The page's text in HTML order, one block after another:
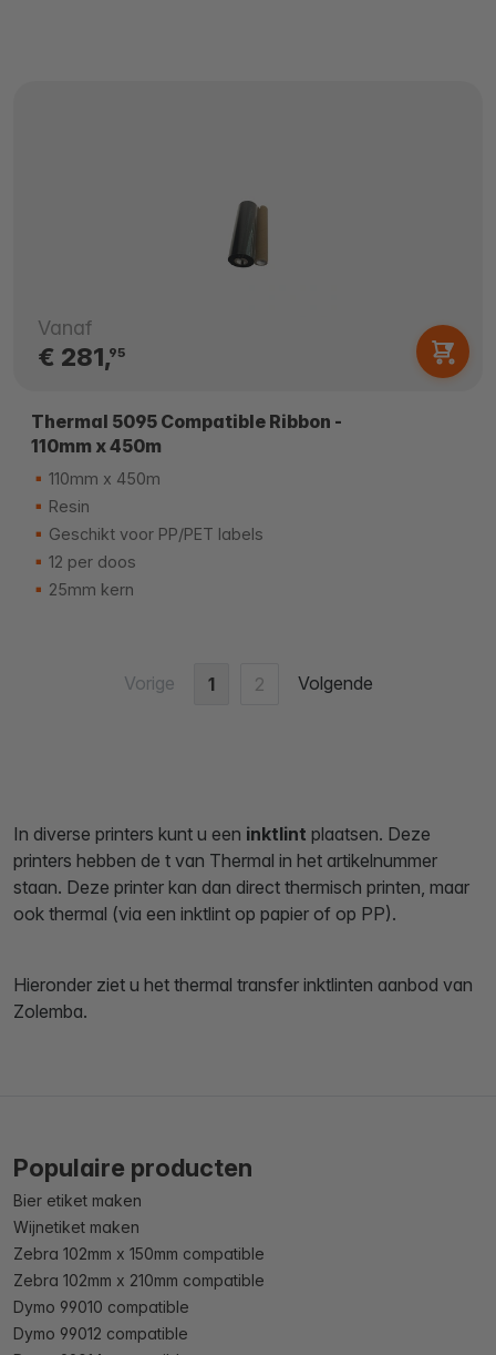
Vanaf
€ 281,95
Thermal 5095 Compatible Ribbon -
110mm x 450m
110mm x 450m
Resin
Geschikt voor PP/PET labels
12 per doos
25mm kern
Vorige 1 2 Volgende
In diverse printers kunt u een inktlint plaatsen. Deze
printers hebben de t van Thermal in het artikelnummer
staan. Deze printer kan dan direct thermisch printen, maar
ook thermal (via een inktlint op papier of op PP).
Hieronder ziet u het thermal transfer inktlinten aanbod van
Zolemba.
Populaire producten
Bier etiket maken
Wijnetiket maken
Zebra 102mm x 150mm compatible
Zebra 102mm x 210mm compatible
Dymo 99010 compatible
Dymo 99012 compatible